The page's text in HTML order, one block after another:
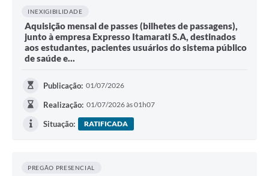
INEXIGIBILIDADE
Aquisição mensal de passes (bilhetes de passagens),
junto à empresa Expresso Itamarati S.A, destinados
aos estudantes, pacientes usuários do sistema público
de saúde e...
Publicação: 01/07/2026
Realização: 01/07/2026 às 01h07
Situação: RATIFICADA
PREGÃO PRESENCIAL